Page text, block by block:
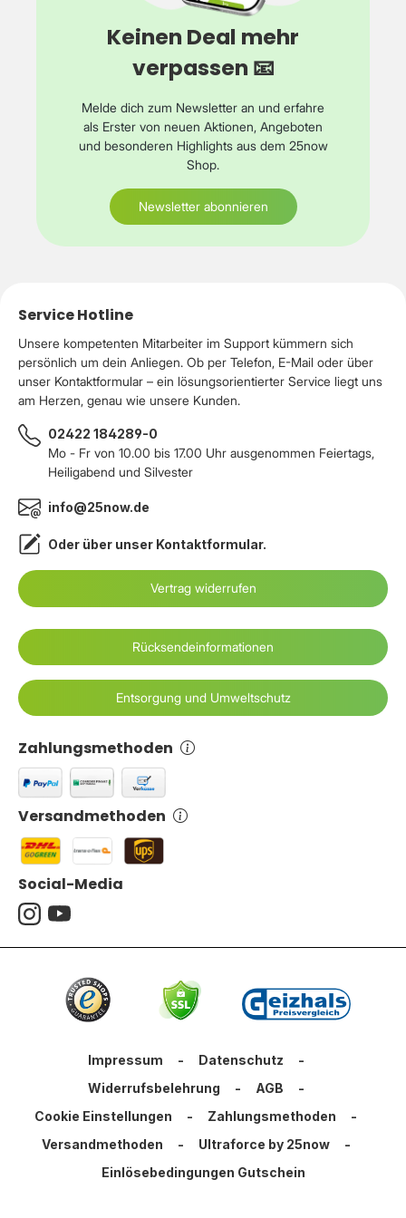
Technische Daten Breite: 650 mm Tiefe: 200 mm Höhe:
Tischklemme Form: ergonomisch Lieferumfang 1 × R-Go
Keinen Deal mehr
verpassen 📧
Melde dich zum Newsletter an und erfahre
als Erster von neuen Aktionen, Angeboten
und besonderen Highlights aus dem 25now
Shop.
Newsletter abonnieren
Service Hotline
Unsere kompetenten Mitarbeiter im Support kümmern sich
persönlich um dein Anliegen. Ob per Telefon, E-Mail oder über
unser Kontaktformular – ein lösungsorientierter Service liegt uns
am Herzen, genau wie unsere Kunden.
02422 184289-0
Mo - Fr von 10.00 bis 17.00 Uhr ausgenommen Feiertags,
Heiligabend und Silvester
info@25now.de
Oder über unser Kontaktformular.
Vertrag widerrufen
Zahlungsmethoden
Versandmethoden
Rücksendeinformationen
Entsorgung und Umweltschutz
Social-Media
Impressum - Datenschutz
-
Widerrufsbelehrung
- AGB
-
Cookie Einstellungen
- Zahlungsmethoden
-
Versandmethoden
- Ultraforce by 25now
-
Einlösebedingungen Gutschein